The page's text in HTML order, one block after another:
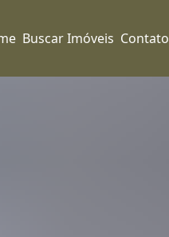
Buscar Imóveis Contato